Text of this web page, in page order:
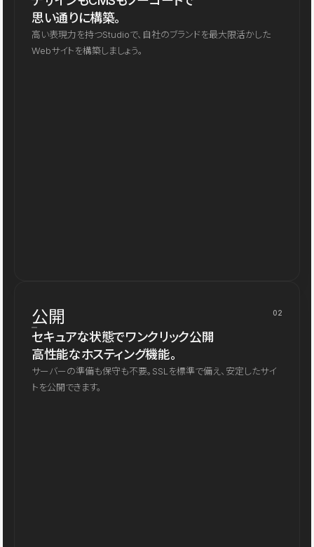
思い通りに構築。
高い表現力を持つStudioで、自社のブランドを最大限活かした
Webサイトを構築しましょう。
公開 02
セキュアな状態でワンクリック公開
高性能なホスティング機能。
サーバーの準備も保守も不要。SSLを標準で備え、安定したサイ
トを公開できます。